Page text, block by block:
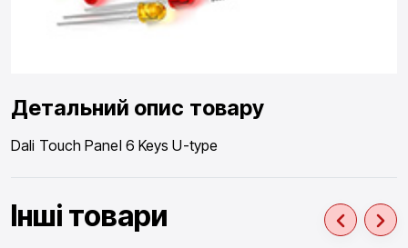
Детальний опис товару
Dali Touch Panel 6 Keys U-type
Інші товари